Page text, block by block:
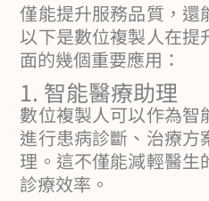
僅能提升服務品質，還
以下是數位複製人在提
面的幾個重要應用：
1. 智能醫療助理
數位複製人可以作為智
進行患病診斷、治療方
理。這不僅能減輕醫生
診療效率。